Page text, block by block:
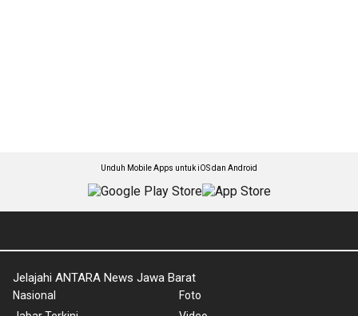
Unduh Mobile Apps untuk iOS dan Android
Jelajahi ANTARA News Jawa Barat
Nasional
Foto